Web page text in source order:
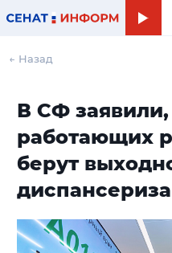
← Назад
В СФ заявили,
работающих
берут